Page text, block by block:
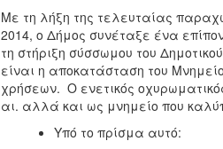
Με τη λήξη της τελευταίας
2014, ο Δήμος συνέταξε ένα
τη στήριξη σύσσωμου του
είναι η αποκατάσταση του
χρήσεων. Ο ενετικός
αι. αλλά και ως μνημείο που
Υπό το πρίσμα αυτό: